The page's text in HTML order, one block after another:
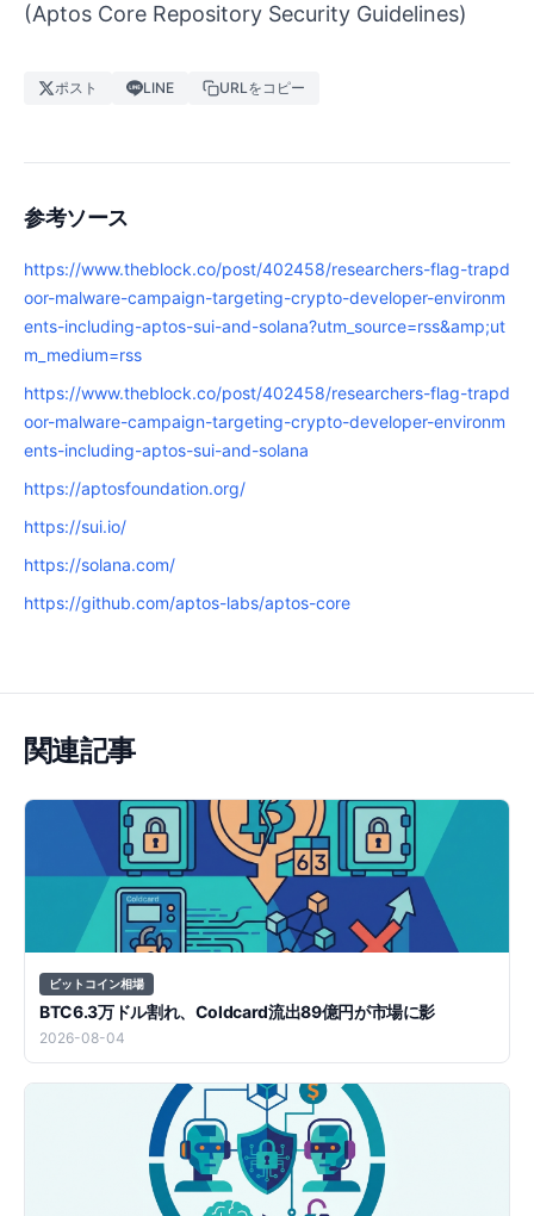
(Aptos Core Repository Security Guidelines)
ポスト LINE URLをコピー
参考ソース
https://www.theblock.co/post/402458/researchers-flag-trapd
oor-malware-campaign-targeting-crypto-developer-environm
ents-including-aptos-sui-and-solana?utm_source=rss&amp;ut
m_medium=rss
https://www.theblock.co/post/402458/researchers-flag-trapd
oor-malware-campaign-targeting-crypto-developer-environm
ents-including-aptos-sui-and-solana
https://aptosfoundation.org/
https://sui.io/
https://solana.com/
https://github.com/aptos-labs/aptos-core
関連記事
ビットコイン相場
BTC6.3万ドル割れ、Coldcard流出89億円が市場に影
2026-08-04